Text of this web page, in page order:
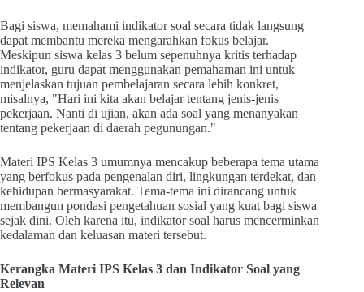
Bagi siswa, memahami indikator soal secara tidak langsung
dapat membantu mereka mengarahkan fokus belajar.
Meskipun siswa kelas 3 belum sepenuhnya kritis terhadap
indikator, guru dapat menggunakan pemahaman ini untuk
menjelaskan tujuan pembelajaran secara lebih konkret,
misalnya, "Hari ini kita akan belajar tentang jenis-jenis
pekerjaan. Nanti di ujian, akan ada soal yang menanyakan
tentang pekerjaan di daerah pegunungan."
Materi IPS Kelas 3 umumnya mencakup beberapa tema utama
yang berfokus pada pengenalan diri, lingkungan terdekat, dan
kehidupan bermasyarakat. Tema-tema ini dirancang untuk
membangun pondasi pengetahuan sosial yang kuat bagi siswa
sejak dini. Oleh karena itu, indikator soal harus mencerminkan
kedalaman dan keluasan materi tersebut.
Kerangka Materi IPS Kelas 3 dan Indikator Soal yang
Relevan